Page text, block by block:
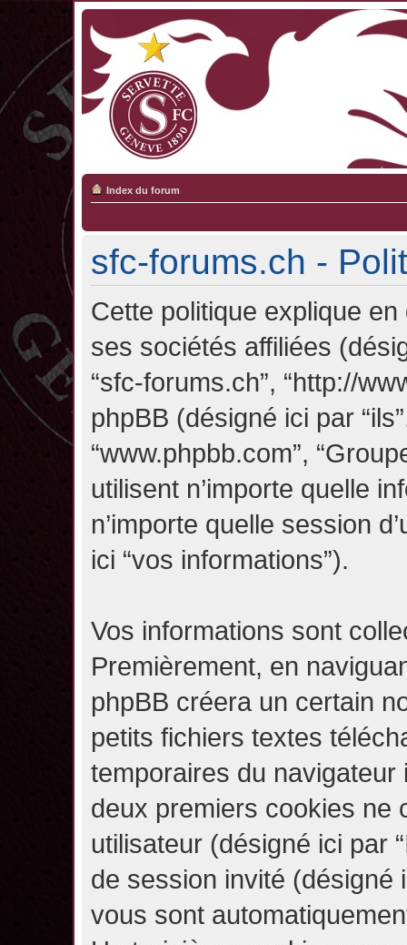
Index du forum
sfc-forums.ch -
Cette politique explique
ses sociétés affiliées
“sfc-forums.ch”, “http://
phpBB (désigné ici par
“www.phpbb.com”,
utilisent n’importe quelle
n’importe quelle session
ici “vos informations”).
Vos informations sont
Premièrement, en
phpBB créera un certain
petits fichiers textes
temporaires du
deux premiers cookies ne
utilisateur (désigné ici par
de session invité (désigné
vous sont